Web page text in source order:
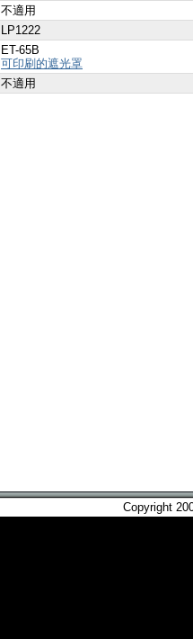
不適用
LP1222
ET-65B
可印刷的遮光罩
不適用
Copyright